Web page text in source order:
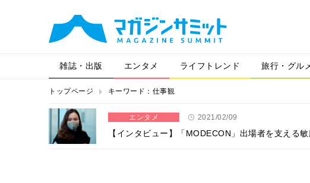
雑誌・出版 エンタメ ライフトレンド 旅行・グル
トップページ キーワード：仕事観
エンタメ 2021/02/09
【インタビュー】「MODECON」出場者を支える